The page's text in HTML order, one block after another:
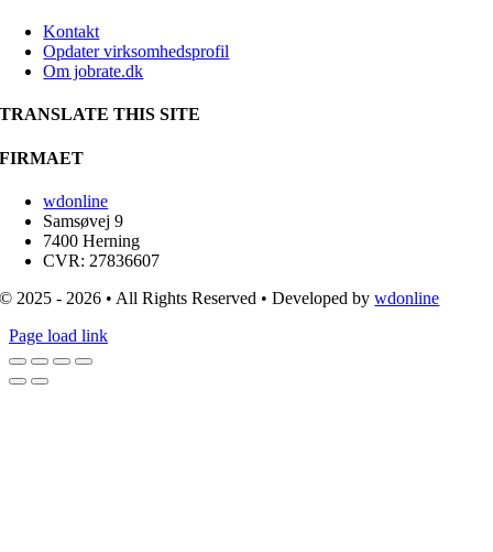
Kontakt
Opdater virksomhedsprofil
Om jobrate.dk
TRANSLATE THIS SITE
FIRMAET
wdonline
Samsøvej 9
7400 Herning
CVR: 27836607
© 2025 - 2026 • All Rights Reserved • Developed bywdonline
Page load link